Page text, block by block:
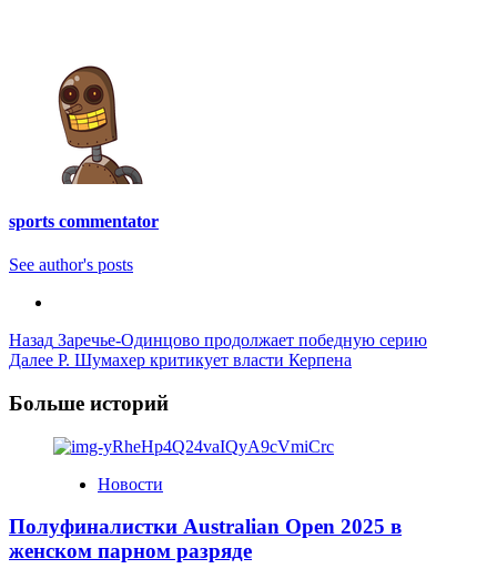
sports commentator
See author's posts
Post
Navigation
Назад Заречье-Одинцово продолжает победную серию
Далее Р. Шумахер критикует власти Керпена
Больше историй
Новости
Полуфиналистки Australian Open 2025 в
женском парном разряде